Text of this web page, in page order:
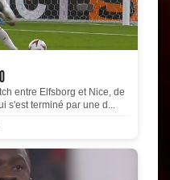
entre Elfsborg et Nice, de
terminé par une d...